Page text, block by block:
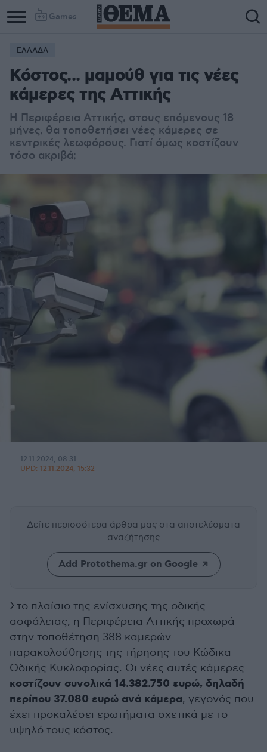
Games
ΕΛΛΑΔΑ
Κόστος... μαμούθ για τις νέες
κάμερες της Αττικής
Η Περιφέρεια Αττικής, στους επόμενους 18
μήνες, θα τοποθετήσει νέες κάμερες σε
κεντρικές λεωφόρους. Γιατί όμως κοστίζουν
τόσο ακριβά;
12.11.2024, 08:31
UPD: 12.11.2024, 15:32
Δείτε περισσότερα άρθρα μας στα αποτελέσματα
αναζήτησης
Add Protothema.gr on Google
Στο πλαίσιο της ενίσχυσης της οδικής
ασφάλειας, η Περιφέρεια Αττικής προχωρά
στην τοποθέτηση 388 καμερών
παρακολούθησης της τήρησης του Κώδικα
Οδικής Κυκλοφορίας. Οι νέες αυτές κάμερες
κοστίζουν συνολικά 14.382.750 ευρώ, δηλαδή
περίπου 37.080 ευρώ ανά κάμερα, γεγονός που
έχει προκαλέσει ερωτήματα σχετικά με το
υψηλό τους κόστος.